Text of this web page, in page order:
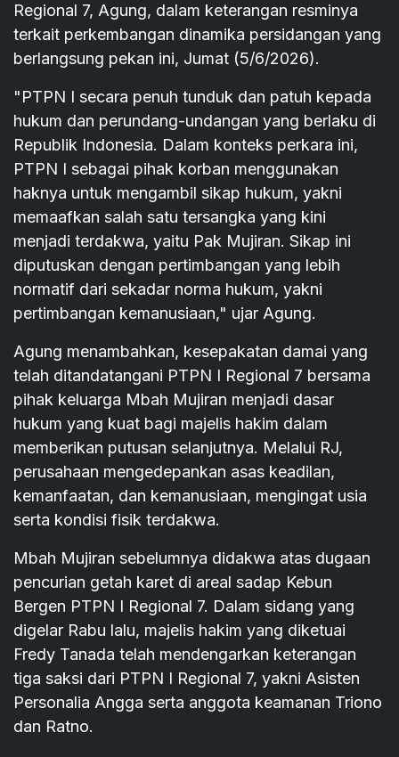
Regional 7, Agung, dalam keterangan resminya
terkait perkembangan dinamika persidangan yang
berlangsung pekan ini, Jumat (5/6/2026).
"PTPN I secara penuh tunduk dan patuh kepada
hukum dan perundang-undangan yang berlaku di
Republik Indonesia. Dalam konteks perkara ini,
PTPN I sebagai pihak korban menggunakan
haknya untuk mengambil sikap hukum, yakni
memaafkan salah satu tersangka yang kini
menjadi terdakwa, yaitu Pak Mujiran. Sikap ini
diputuskan dengan pertimbangan yang lebih
normatif dari sekadar norma hukum, yakni
pertimbangan kemanusiaan," ujar Agung.
Agung menambahkan, kesepakatan damai yang
telah ditandatangani PTPN I Regional 7 bersama
pihak keluarga Mbah Mujiran menjadi dasar
hukum yang kuat bagi majelis hakim dalam
memberikan putusan selanjutnya. Melalui RJ,
perusahaan mengedepankan asas keadilan,
kemanfaatan, dan kemanusiaan, mengingat usia
serta kondisi fisik terdakwa.
Mbah Mujiran sebelumnya didakwa atas dugaan
pencurian getah karet di areal sadap Kebun
Bergen PTPN I Regional 7. Dalam sidang yang
digelar Rabu lalu, majelis hakim yang diketuai
Fredy Tanada telah mendengarkan keterangan
tiga saksi dari PTPN I Regional 7, yakni Asisten
Personalia Angga serta anggota keamanan Triono
dan Ratno.